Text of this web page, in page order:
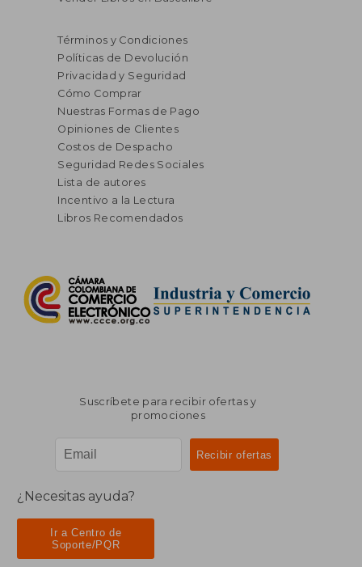
Términos y Condiciones
Políticas de Devolución
Privacidad y Seguridad
Cómo Comprar
Nuestras Formas de Pago
Opiniones de Clientes
Costos de Despacho
Seguridad Redes Sociales
Lista de autores
Incentivo a la Lectura
Libros Recomendados
Suscríbete para recibir ofertas y
promociones
¿Necesitas ayuda?
Ir a Centro de
Soporte/PQR